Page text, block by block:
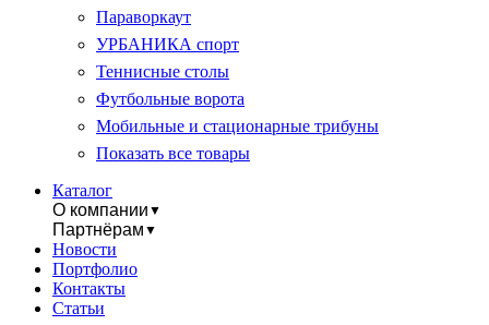
Параворкаут
УРБАНИКА спорт
Теннисные столы
Футбольные ворота
Мобильные и стационарные трибуны
Показать все товары
Каталог
О компании ▼
Партнёрам ▼
Новости
Портфолио
Контакты
Статьи